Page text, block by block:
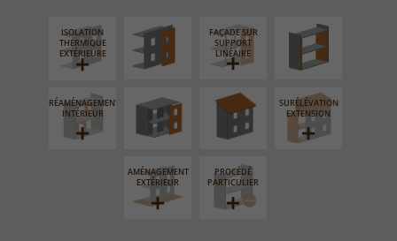
ISOLATION
THERMIQUE
EXTÉRIEURE
FAÇADE SUR
SUPPORT
LINÉAIRE
RÉAMÉNAGEMENT
INTÉRIEUR
FERMETURE
LOGGIAS
RÉFECTION DES
TOITURES
SURÉLÉVATION
EXTENSION
AMÉNAGEMENT
EXTÉRIEUR
PROCÉDÉ
PARTICULIER